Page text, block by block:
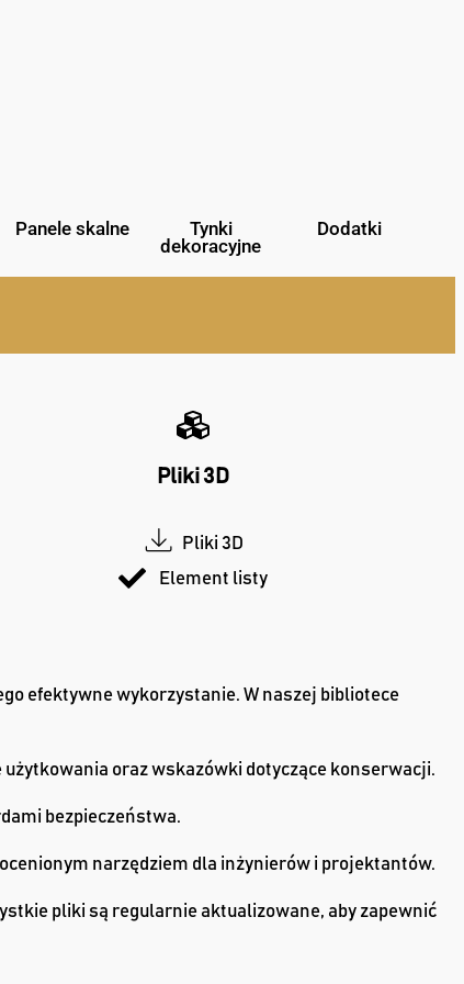
Panele skalne
Tynki
dekoracyjne
Dodatki
Pliki 3D
Pliki 3D
Element listy
efektywne wykorzystanie. W naszej bibliotece
oraz wskazówki dotyczące konserwacji.
bezpieczeństwa.
narzędziem dla inżynierów i projektantów.
pliki są regularnie aktualizowane, aby zapewnić